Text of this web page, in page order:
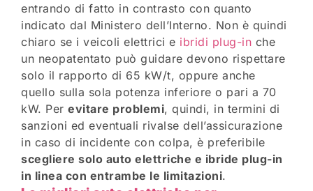
entrando di fatto in contrasto con quanto
indicato dal Ministero dell’Interno. Non è quindi
chiaro se i veicoli elettrici e ibridi plug-in che
un neopatentato può guidare devono rispettare
solo il rapporto di 65 kW/t, oppure anche
quello sulla sola potenza inferiore o pari a 70
kW. Per evitare problemi, quindi, in termini di
sanzioni ed eventuali rivalse dell’assicurazione
in caso di incidente con colpa, è preferibile
scegliere solo auto elettriche e ibride plug-in
in linea con entrambe le limitazioni.